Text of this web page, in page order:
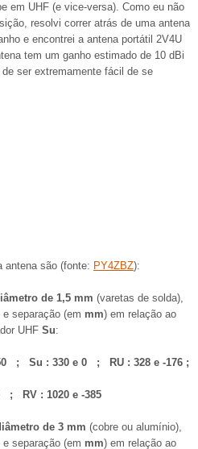
em UHF (e vice-versa). Como eu não
resolvi correr atrás de uma antena
e encontrei a antena portátil 2V4U
tem um ganho estimado de 10 dBi
ser extremamente fácil de se
antena são (fonte: PY4ZBZ):
de 1,5 mm (varetas de solda),
separação (em mm) em relação ao
UHF Su:
; Su : 330 e 0 ; RU : 328 e -176 ;
; RV : 1020 e -385
de 3 mm (cobre ou alumínio),
separação (em mm) em relação ao